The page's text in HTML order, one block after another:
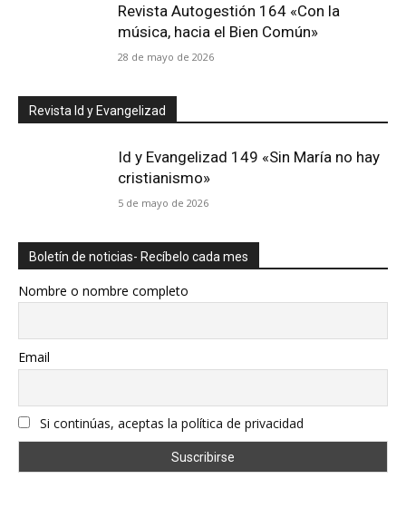
Revista Autogestión 164 «Con la
música, hacia el Bien Común»
28 de mayo de 2026
Revista Id y Evangelizad
Id y Evangelizad 149 «Sin María no hay
cristianismo»
5 de mayo de 2026
Boletín de noticias- Recíbelo cada mes
Nombre o nombre completo
Email
Si continúas, aceptas la política de privacidad